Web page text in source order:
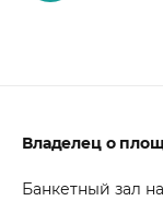
Владелец о
Банкетный зал